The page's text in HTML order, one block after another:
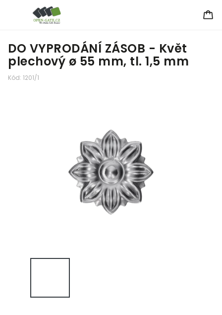
DO VYPRODÁNÍ ZÁSOB - Květ
plechový ø 55 mm, tl. 1,5 mm
Kód: 1201/1